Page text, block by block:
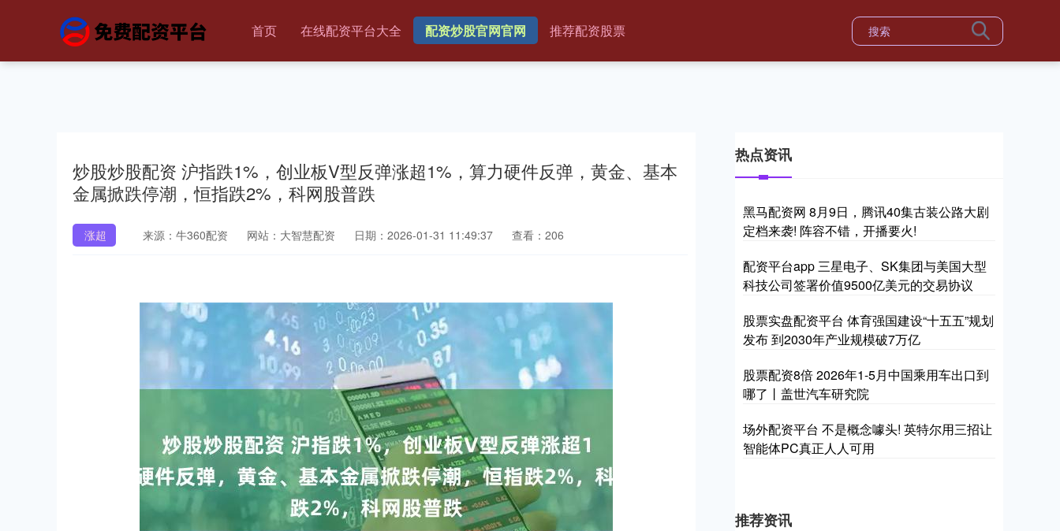
首页 在线配资平台大全 配资炒股官网官网 推荐配资股票
炒股炒股配资 沪指跌1%，创业板V型反弹涨超1%，算力硬件反弹，黄金、基本
金属掀跌停潮，恒指跌2%，科网股普跌
涨超 来源：牛360配资 网站：大智慧配资 日期：2026-01-31 11:49:37 查看：206
热点资讯
黑马配资网 8月9日，腾讯40集古装公路大剧
定档来袭! 阵容不错，开播要火!
配资平台app 三星电子、SK集团与美国大型
科技公司签署价值9500亿美元的交易协议
股票实盘配资平台 体育强国建设“十五五”规划
发布 到2030年产业规模破7万亿
股票配资8倍 2026年1-5月中国乘用车出口到
哪了丨盖世汽车研究院
场外配资平台 不是概念噱头! 英特尔用三招让
智能体PC真正人人可用
推荐资讯